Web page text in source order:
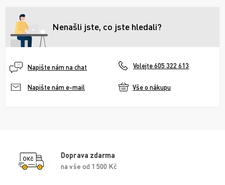
Nenašli jste, co jste hledali?
Napište nám na chat Volejte 605 322 613
Napište nám e-mail Vše o nákupu
Doprava zdarma
na vše od 1 500 Kč